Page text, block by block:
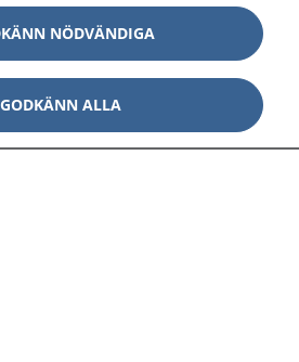
Visa
Visa
Visa
NÖDVÄNDIGA
GODKÄNN ALLA